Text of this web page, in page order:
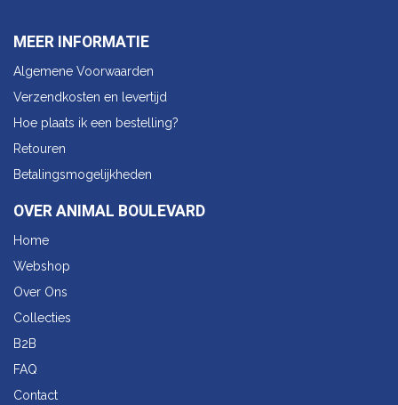
MEER INFORMATIE
Algemene Voorwaarden
Verzendkosten en levertijd
Hoe plaats ik een bestelling?
Retouren
Betalingsmogelijkheden
OVER ANIMAL BOULEVARD
Home
Webshop
Over Ons
Collecties
B2B
FAQ
Contact